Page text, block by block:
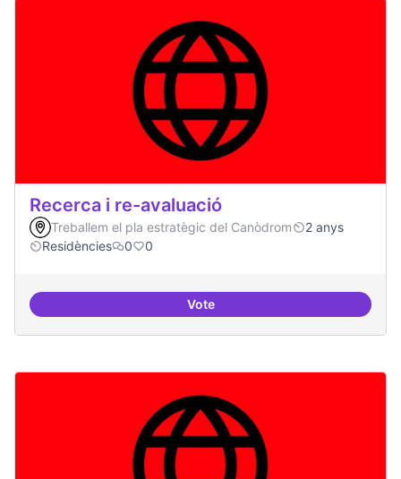
Recerca i re-avaluació
Treballem el pla estratègic del Canòdrom
2 anys
Residències
0 0
VoteRecerca i re-avaluació